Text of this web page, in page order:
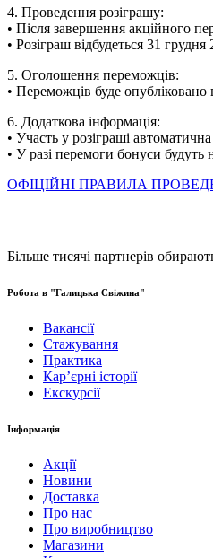
4. Проведення розіграшу:
• Після завершення акційного
• Розіграш відбудеться 31 грудня
5. Оголошення переможців:
• Переможців буде
6. Додаткова інформація:
• Участь у розіграші
• У разі перемоги бонуси
ОФІЦІЙНІ ПРАВИЛА
Більше тисячі партнерів
Робота в "Галицька Свіжина"
Вакансії
Стажування
Практика
Карʼєрні історії
Екскурсії
Інформація
Акції
Новини
Доставка
Про нас
Про виробництво
Магазини